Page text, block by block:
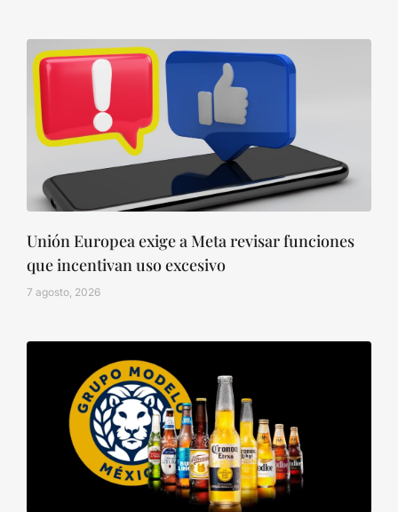
Unión Europea exige a Meta revisar funciones
que incentivan uso excesivo
7 agosto, 2026